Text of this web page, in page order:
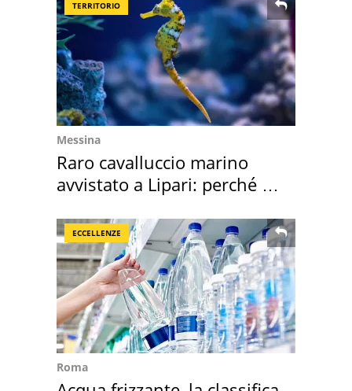
TERRITORIO
Messina
Raro cavalluccio marino
avvistato a Lipari: perché è
ECCELLENZE
Roma